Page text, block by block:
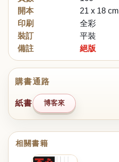
開本
21 x 18 cm
印刷
全彩
裝訂
平裝
備註
絕版
購書通路
紙書 博客來
相關書籍